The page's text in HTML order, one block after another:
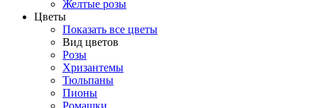
Желтые розы
Цветы
Показать все цветы
Вид цветов
Розы
Хризантемы
Тюльпаны
Пионы
Ромашки